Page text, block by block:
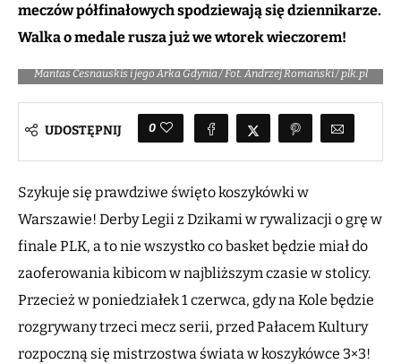
meczów półfinałowych spodziewają się dziennikarze.
Walka o medale rusza już we wtorek wieczorem!
Mantas Cesnauskis i jego Arka Gdynia / Fot. Andrzej Romański / plk.pl
UDOSTĘPNIJ 0
Szykuje się prawdziwe święto koszykówki w
Warszawie! Derby Legii z Dzikami w rywalizacji o grę w
finale PLK, a to nie wszystko co basket będzie miał do
zaoferowania kibicom w najbliższym czasie w stolicy.
Przecież w poniedziałek 1 czerwca, gdy na Kole będzie
rozgrywany trzeci mecz serii, przed Pałacem Kultury
rozpoczną się mistrzostwa świata w koszykówce 3×3!